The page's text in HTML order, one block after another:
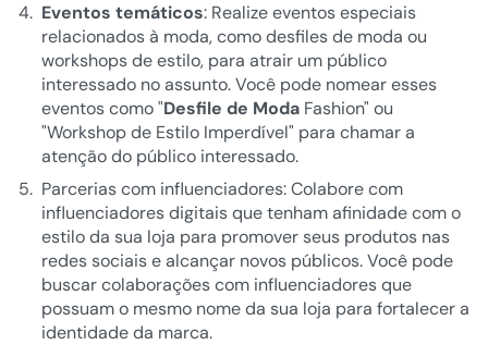
Eventos temáticos: Realize eventos especiais
relacionados à moda, como desfiles de moda ou
workshops de estilo, para atrair um público
interessado no assunto. Você pode nomear esses
eventos como "Desfile de ModaFashion" ou
"Workshop de Estilo Imperdível" para chamar a
atenção do público interessado.
Parcerias com influenciadores: Colabore com
influenciadores digitais que tenham afinidade com o
estilo da sua loja para promover seus produtos nas
redes sociais e alcançar novos públicos. Você pode
buscar colaborações com influenciadores que
possuam o mesmo nome da sua loja para fortalecer a
identidade da marca.